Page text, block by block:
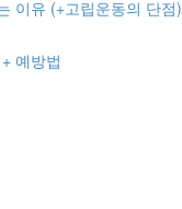
이유 (+고립운동의 단점)
예방법